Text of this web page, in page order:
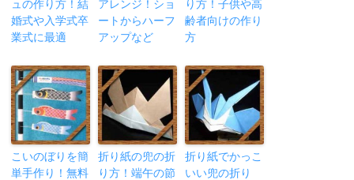
ュの作り方！結
婚式や入学式卒
業式に最適
アレンジ！ショ
ートからハーフ
アップなど
り方！子供や高
齢者向けの作り
方
こいのぼりを簡
単手作り！無料
折り紙の兜の折
り方！端午の節
折り紙でかっこ
いい兜の折り